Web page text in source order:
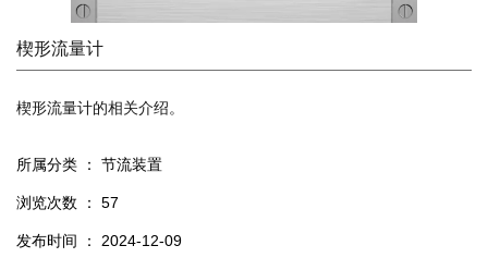
楔形流量计
楔形流量计的相关介绍。
所属分类 ： 节流装置
浏览次数 ： 57
发布时间 ： 2024-12-09